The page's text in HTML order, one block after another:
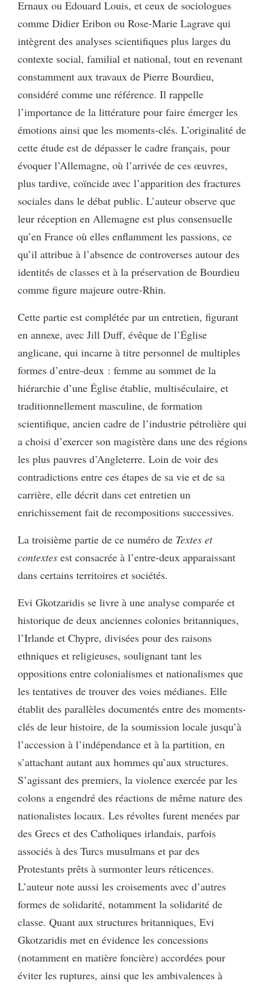
Ernaux ou Edouard Louis, et ceux de sociologues
comme Didier Eribon ou Rose-Marie Lagrave qui
intègrent des analyses scientifiques plus larges du
contexte social, familial et national, tout en revenant
constamment aux travaux de Pierre Bourdieu,
considéré comme une référence. Il rappelle
l’importance de la littérature pour faire émerger les
émotions ainsi que les moments-clés. L’originalité de
cette étude est de dépasser le cadre français, pour
évoquer l’Allemagne, où l’arrivée de ces œuvres,
plus tardive, coïncide avec l’apparition des fractures
sociales dans le débat public. L’auteur observe que
leur réception en Allemagne est plus consensuelle
qu’en France où elles enflamment les passions, ce
qu’il attribue à l’absence de controverses autour des
identités de classes et à la préservation de Bourdieu
comme figure majeure outre-Rhin.
Cette partie est complétée par un entretien, figurant
en annexe, avec Jill Duff, évêque de l’Église
anglicane, qui incarne à titre personnel de multiples
formes d’entre-deux : femme au sommet de la
hiérarchie d’une Église établie, multiséculaire, et
traditionnellement masculine, de formation
scientifique, ancien cadre de l’industrie pétrolière qui
a choisi d’exercer son magistère dans une des régions
les plus pauvres d’Angleterre. Loin de voir des
contradictions entre ces étapes de sa vie et de sa
carrière, elle décrit dans cet entretien un
enrichissement fait de recompositions successives.
La troisième partie de ce numéro de Textes et
contextes est consacrée à l’entre-deux apparaissant
dans certains territoires et sociétés.
Evi Gkotzaridis se livre à une analyse comparée et
historique de deux anciennes colonies britanniques,
l’Irlande et Chypre, divisées pour des raisons
ethniques et religieuses, soulignant tant les
oppositions entre colonialismes et nationalismes que
les tentatives de trouver des voies médianes. Elle
établit des parallèles documentés entre des moments-
clés de leur histoire, de la soumission locale jusqu’à
l’accession à l’indépendance et à la partition, en
s’attachant autant aux hommes qu’aux structures.
S’agissant des premiers, la violence exercée par les
colons a engendré des réactions de même nature des
nationalistes locaux. Les révoltes furent menées par
des Grecs et des Catholiques irlandais, parfois
associés à des Turcs musulmans et par des
Protestants prêts à surmonter leurs réticences.
L’auteur note aussi les croisements avec d’autres
formes de solidarité, notamment la solidarité de
classe. Quant aux structures britanniques, Evi
Gkotzaridis met en évidence les concessions
(notamment en matière foncière) accordées pour
éviter les ruptures, ainsi que les ambivalences à